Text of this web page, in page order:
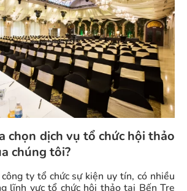
chọn dịch vụ tổ chức hội thảo
chúng tôi?
ty tổ chức sự kiện uy tín, có nhiều
lĩnh vực tổ chức hội thảo tại Bến Tre